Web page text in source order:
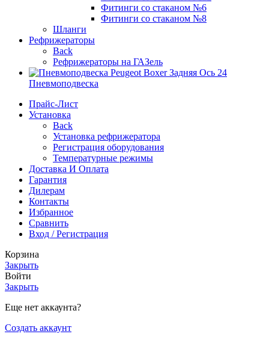
Фитинги со стаканом №6
Фитинги со стаканом №8
Шланги
Рефрижераторы
Back
Рефрижераторы на ГАЗель
Пневмоподвеска
Прайс-Лист
Установка
Back
Установка рефрижератора
Регистрация оборудования
Температурные режимы
Доставка И Оплата
Гарантия
Дилерам
Контакты
Избранное
Сравнить
Вход / Регистрация
Корзина
Закрыть
Войти
Закрыть
Еще нет аккаунта?
Создать аккаунт